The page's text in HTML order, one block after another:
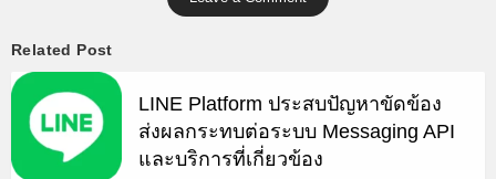
Related Post
LINE Platform ประสบปัญหาขัดข้อง
ส่งผลกระทบต่อระบบ Messaging API
และบริการที่เกี่ยวข้อง